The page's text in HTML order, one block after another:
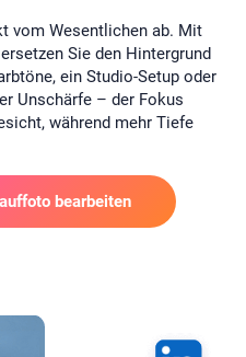
vom Wesentlichen ab. Mit
Sie den Hintergrund
ein Studio-Setup oder
Unschärfe – der Fokus
während mehr Tiefe
bearbeiten